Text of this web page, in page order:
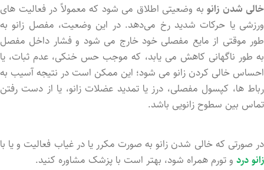
خالی شدن زانو به وضعیتی اطلاق می ‌شود که معمولاً در فعالیت ‌های
ورزشی یا حرکات شدید رخ می‌دهد. در این وضعیت، مفصل زانو به
طور موقتی از مایع مفصلی خود خارج می‌ شود و فشار داخل مفصل
به طور ناگهانی کاهش می ‌یابد، که موجب حس خنکی، عدم ثبات، یا
احساس خالی کردن زانو می‌ شود؛ این ممکن است در نتیجه آسیب به
رباط‌ ها، کپسول مفصلی، درز یا تمدید عضلات زانو، یا از دست رفتن
تماس بین سطوح زانویی باشد.
در صورتی که خالی شدن زانو به صورت مکرر یا در غیاب فعالیت و یا با
زانو درد و تورم همراه شود، بهتر است با پزشک مشاوره کنید.